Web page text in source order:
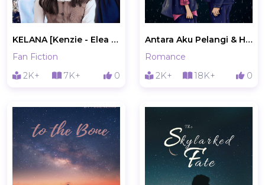
KELANA [Kenzie - Elea - Naresh]
Fan Fiction
2K+
7K+ 0
Antara Aku Pelangi & Hujan
Romance
2K+
18K+ 0